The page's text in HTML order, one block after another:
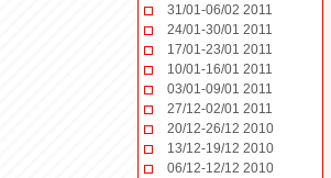
31/01-06/02 2011
24/01-30/01 2011
17/01-23/01 2011
10/01-16/01 2011
03/01-09/01 2011
27/12-02/01 2011
20/12-26/12 2010
13/12-19/12 2010
06/12-12/12 2010